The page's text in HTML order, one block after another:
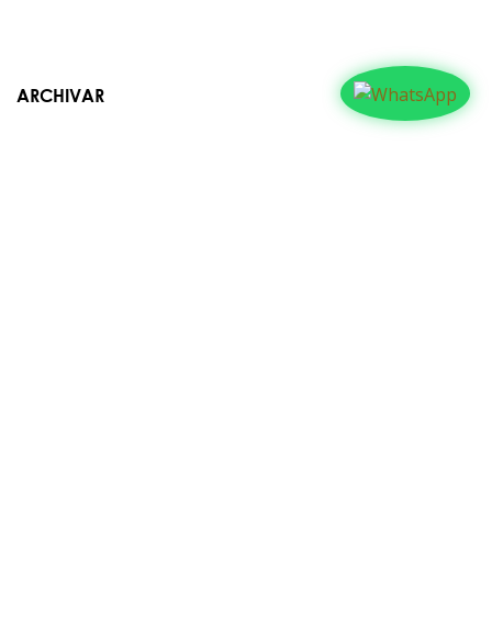
ARCHIVAR